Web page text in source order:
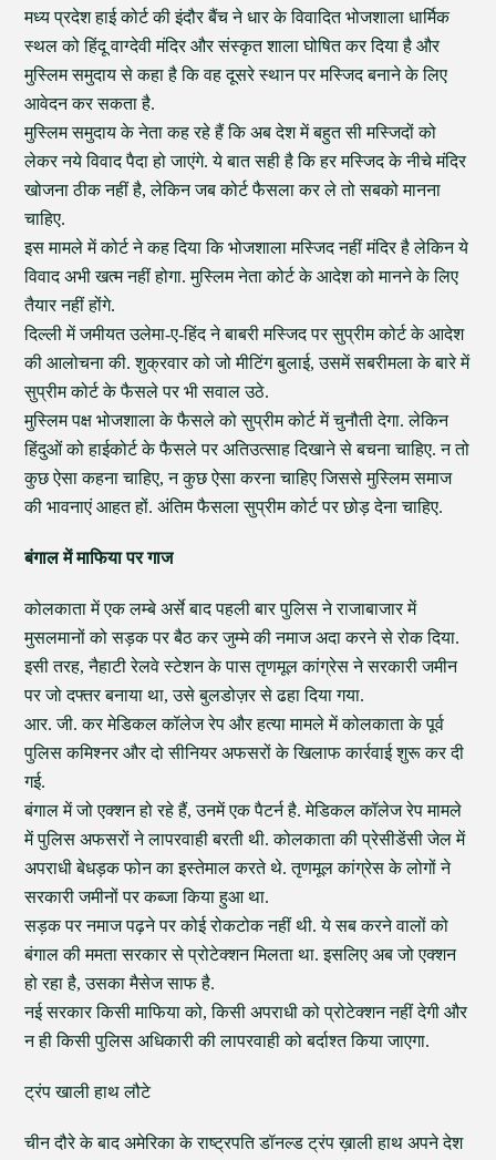
मध्य प्रदेश हाई कोर्ट की इंदौर बैंच ने धार के विवादित भोजशाला धार्मिक
स्थल को हिंदू वाग्देवी मंदिर और संस्कृत शाला घोषित कर दिया है और
मुस्लिम समुदाय से कहा है कि वह दूसरे स्थान पर मस्जिद बनाने के लिए
आवेदन कर सकता है.
मुस्लिम समुदाय के नेता कह रहे हैं कि अब देश में बहुत सी मस्जिदों को
लेकर नये विवाद पैदा हो जाएंगे. ये बात सही है कि हर मस्जिद के नीचे मंदिर
खोजना ठीक नहीं है, लेकिन जब कोर्ट फैसला कर ले तो सबको मानना
चाहिए.
इस मामले में कोर्ट ने कह दिया कि भोजशाला मस्जिद नहीं मंदिर है लेकिन ये
विवाद अभी खत्म नहीं होगा. मुस्लिम नेता कोर्ट के आदेश को मानने के लिए
तैयार नहीं होंगे.
दिल्ली में जमीयत उलेमा-ए-हिंद ने बाबरी मस्जिद पर सुप्रीम कोर्ट के आदेश
की आलोचना की. शुक्रवार को जो मीटिंग बुलाई, उसमें सबरीमला के बारे में
सुप्रीम कोर्ट के फैसले पर भी सवाल उठे.
मुस्लिम पक्ष भोजशाला के फैसले को सुप्रीम कोर्ट में चुनौती देगा. लेकिन
हिंदुओं को हाईकोर्ट के फैसले पर अतिउत्साह दिखाने से बचना चाहिए. न तो
कुछ ऐसा कहना चाहिए, न कुछ ऐसा करना चाहिए जिससे मुस्लिम समाज
की भावनाएं आहत हों. अंतिम फैसला सुप्रीम कोर्ट पर छोड़ देना चाहिए.
बंगाल में माफिया पर गाज
कोलकाता में एक लम्बे अर्से बाद पहली बार पुलिस ने राजाबाजार में
मुसलमानों को सड़क पर बैठ कर जुम्मे की नमाज अदा करने से रोक दिया.
इसी तरह, नैहाटी रेलवे स्टेशन के पास तृणमूल कांग्रेस ने सरकारी जमीन
पर जो दफ्तर बनाया था, उसे बुलडोज़र से ढहा दिया गया.
आर. जी. कर मेडिकल कॉलेज रेप और हत्या मामले में कोलकाता के पूर्व
पुलिस कमिश्नर और दो सीनियर अफसरों के खिलाफ कार्रवाई शुरू कर दी
गई.
बंगाल में जो एक्शन हो रहे हैं, उनमें एक पैटर्न है. मेडिकल कॉलेज रेप मामले
में पुलिस अफसरों ने लापरवाही बरती थी. कोलकाता की प्रेसीडेंसी जेल में
अपराधी बेधड़क फोन का इस्तेमाल करते थे. तृणमूल कांग्रेस के लोगों ने
सरकारी जमीनों पर कब्जा किया हुआ था.
सड़क पर नमाज पढ़ने पर कोई रोकटोक नहीं थी. ये सब करने वालों को
बंगाल की ममता सरकार से प्रोटेक्शन मिलता था. इसलिए अब जो एक्शन
हो रहा है, उसका मैसेज साफ है.
नई सरकार किसी माफिया को, किसी अपराधी को प्रोटेक्शन नहीं देगी और
न ही किसी पुलिस अधिकारी की लापरवाही को बर्दाश्त किया जाएगा.
ट्रंप खाली हाथ लौटे
चीन दौरे के बाद अमेरिका के राष्ट्रपति डॉनल्ड ट्रंप ख़ाली हाथ अपने देश